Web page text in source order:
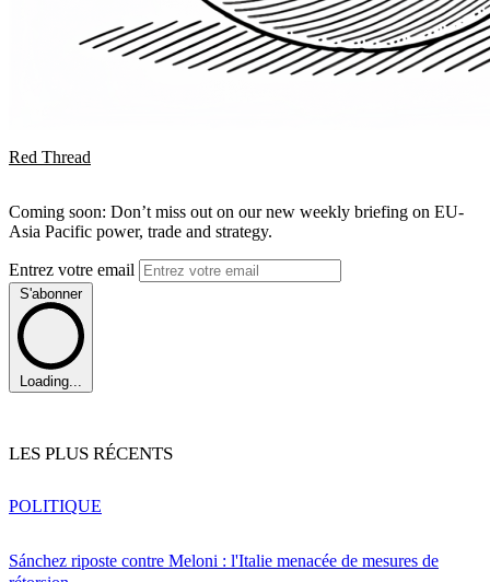
Red Thread
Coming soon: Don’t miss out on our new weekly briefing on EU-
Asia Pacific power, trade and strategy.
Entrez votre email
S'abonner
Loading...
LES PLUS RÉCENTS
Sánchez riposte contre Meloni : l'Italie menacée de mesures de
POLITIQUE